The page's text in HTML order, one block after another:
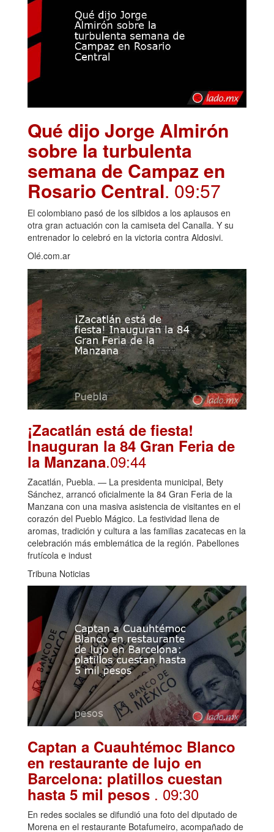
Qué dijo Jorge Almirón
sobre la turbulenta
semana de Campaz en
Rosario Central. 09:57
El colombiano pasó de los silbidos a los aplausos en
otra gran actuación con la camiseta del Canalla. Y su
entrenador lo celebró en la victoria contra Aldosivi.
Olé.com.ar
¡Zacatlán está de fiesta!
Inauguran la 84 Gran Feria de
la Manzana.09:44
Zacatlán, Puebla. — La presidenta municipal, Bety
Sánchez, arrancó oficialmente la 84 Gran Feria de la
Manzana con una masiva asistencia de visitantes en el
corazón del Pueblo Mágico. La festividad llena de
aromas, tradición y cultura a las familias zacatecas en la
celebración más emblemática de la región. Pabellones
frutícola e indust
Tribuna Noticias
Captan a Cuauhtémoc Blanco
en restaurante de lujo en
Barcelona: platillos cuestan
hasta 5 mil pesos . 09:30
En redes sociales se difundió una foto del diputado de
Morena en el restaurante Botafumeiro, acompañado de